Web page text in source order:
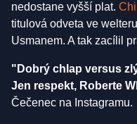
nedostane vyšší plat.
titulová odveta ve
Usmanem. A tak zacílil
"Dobrý chlap versus
Jen respekt, Roberte
Čečenec na Instagramu.